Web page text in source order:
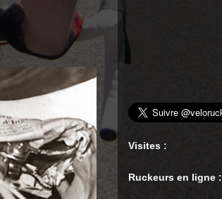
Visites :
Ruckeurs en ligne :